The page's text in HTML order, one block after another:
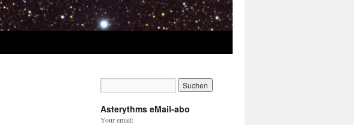
Asterythms eMail-abo
Your email: